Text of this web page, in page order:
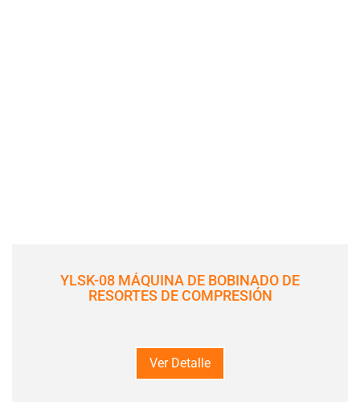
YLSK-08 MÁQUINA DE BOBINADO DE
RESORTES DE COMPRESIÓN
Ver Detalle